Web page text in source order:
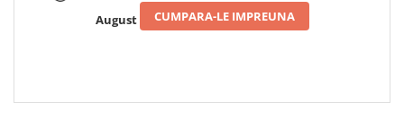
August
CUMPARA-LE IMPREUNA